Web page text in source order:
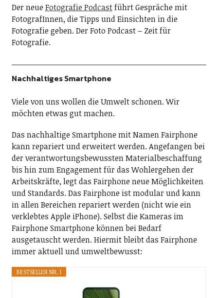
Der neueFotografie Podcastführt Gespräche mit
FotografInnen, die Tipps und Einsichten in die
Fotografie geben. Der Foto Podcast – Zeit für
Fotografie.
Nachhaltiges Smartphone
Viele von uns wollen die Umwelt schonen. Wir
möchten etwas gut machen.
Das nachhaltige Smartphone mit Namen Fairphone
kann repariert und erweitert werden. Angefangen bei
der verantwortungsbewussten Materialbeschaffung
bis hin zum Engagement für das Wohlergehen der
Arbeitskräfte, legt das Fairphone neue Möglichkeiten
und Standards. Das Fairphone ist modular und kann
in allen Bereichen repariert werden (nicht wie ein
verklebtes Apple iPhone). Selbst die Kameras im
Fairphone Smartphone können bei Bedarf
ausgetauscht werden. Hiermit bleibt das Fairphone
immer aktuell und umweltbewusst:
BESTSELLER NR. 1